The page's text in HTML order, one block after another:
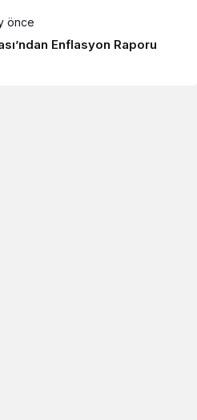
önce
Enflasyon Raporu